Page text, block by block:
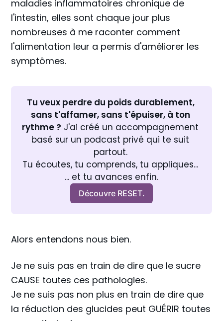
maladies inflammatoires chronique de
l'intestin, elles sont chaque jour plus
nombreuses à me raconter comment
l'alimentation leur a permis d'améliorer les
symptômes.
Tu veux perdre du poids durablement,
sans t'affamer, sans t'épuiser, à ton
rythme ? J'ai créé un accompagnement
basé sur un podcast privé qui te suit
partout.
Tu écoutes, tu comprends, tu appliques...
... et tu avances enfin.
Découvre RESET.
Alors entendons nous bien.
Je ne suis pas en train de dire que le sucre
CAUSE toutes ces pathologies.
Je ne suis pas non plus en train de dire que
la réduction des glucides peut GUÉRIR toutes